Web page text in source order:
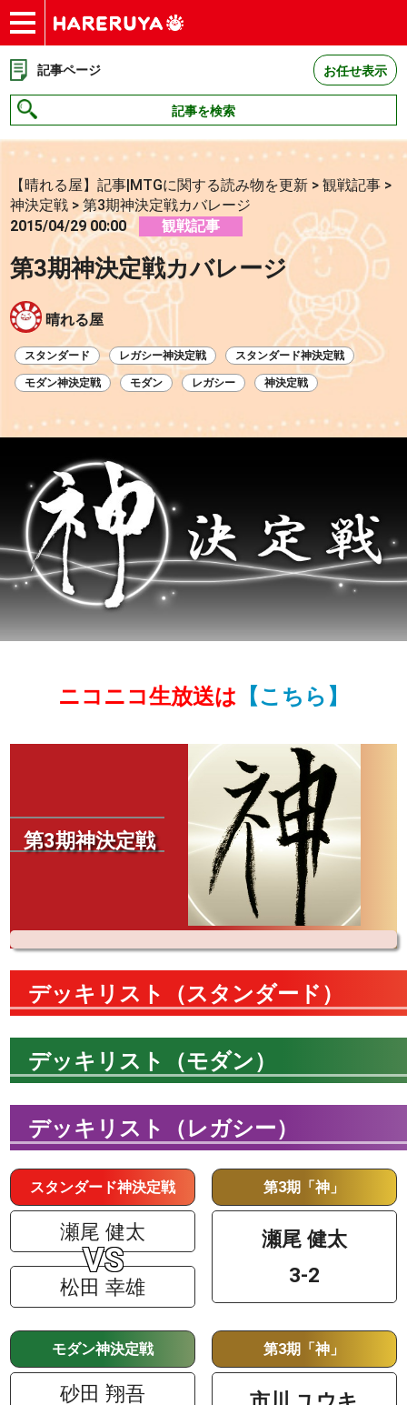
ショップ
買取
記事
デッキ検索
デッキ構築
選手一覧
店舗一覧
イベント
お問い合わせ
記事ページ お任せ表示
記事を検索
【晴れる屋】記事|MTGに関する読み物を更新 >観戦記事 >
神決定戦 >第3期神決定戦カバレージ
2015/04/29 00:00
観戦記事
第3期神決定戦カバレージ
晴れる屋
スタンダード レガシー神決定戦 スタンダード神決定戦
モダン神決定戦 モダン レガシー 神決定戦
ニコニコ生放送は 【こちら】
第3期神決定戦
デッキリスト（スタンダード）
デッキリスト（モダン）
デッキリスト（レガシー）
スタンダード神決定戦
瀬尾 健太
松田 幸雄
第3期「神」
瀬尾 健太
3-2
モダン神決定戦
砂田 翔吾
第3期「神」
市川 ユウキ